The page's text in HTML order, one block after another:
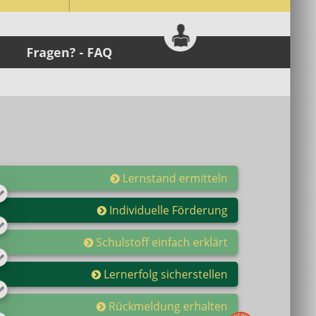
Fragen? - FAQ
Lernstand ermitteln
Individuelle Förderung
Schulstoff einfach erklärt
Lernerfolg sicherstellen
Rückmeldung erhalten